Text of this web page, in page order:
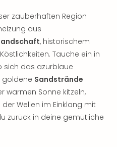
zauberhaften Region
aus
, historischem
Tauche ein in
sich das azurblaue
goldene Sandstrände
warmen Sonne kitzeln,
Wellen im Einklang mit
zurück in deine gemütliche